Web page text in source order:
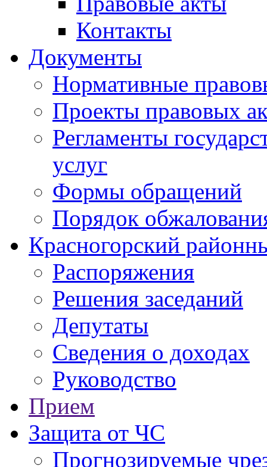
Контакты
Документы
Нормативные
Проекты правовых
Регламенты
услуг
Формы обращений
Порядок
Красногорский
Распоряжения
Решения заседаний
Депутаты
Сведения о доходах
Руководство
Прием
Защита от ЧС
Прогнозируемые